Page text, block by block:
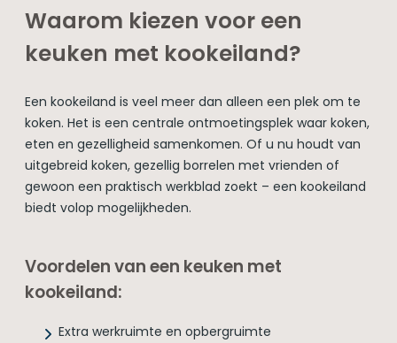
Waarom kiezen voor een
keuken met kookeiland?
Een kookeiland is veel meer dan alleen een plek om te
koken. Het is een centrale ontmoetingsplek waar koken,
eten en gezelligheid samenkomen. Of u nu houdt van
uitgebreid koken, gezellig borrelen met vrienden of
gewoon een praktisch werkblad zoekt – een kookeiland
biedt volop mogelijkheden.
Voordelen van een keuken met
kookeiland:
Extra werkruimte en opbergruimte